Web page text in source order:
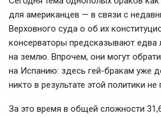
для американцев — в связи с
Верховного суда о об их
консерваторы предсказывают едва
на землю. Впрочем, они могут
на Испанию: здесь гей-бракам уже
никто в результате этой политики не
За это время в общей сложности